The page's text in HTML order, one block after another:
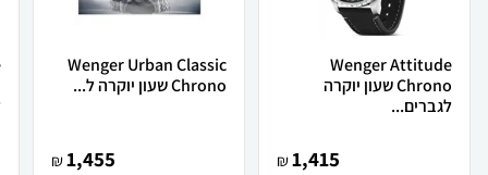
Wenger Attitude
Chrono שעון יוקרה
לגברים...
1,415
₪
Wenger Urban Classic
Chrono שעון יוקרה ל...
1,455
₪